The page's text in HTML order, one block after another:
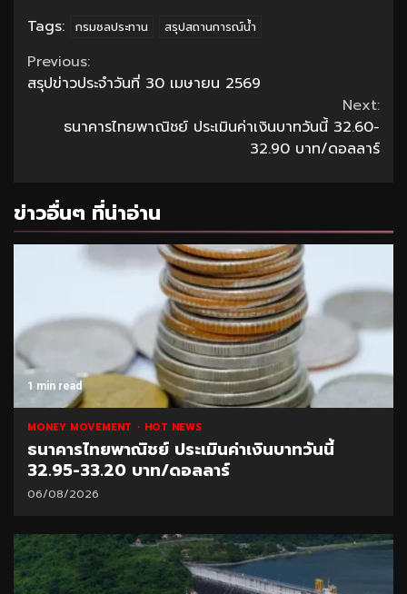
Tags: กรมชลประทาน สรุปสถานการณ์น้ำ
Continue
Reading
Previous:
สรุปข่าวประจำวันที่ 30 เมษายน 2569
Next:
ธนาคารไทยพาณิชย์ ประเมินค่าเงินบาทวันนี้ 32.60-
32.90 บาท/ดอลลาร์
ข่าวอื่นๆ ที่น่าอ่าน
1 min read
MONEY MOVEMENT HOT NEWS
ธนาคารไทยพาณิชย์ ประเมินค่าเงินบาทวันนี้
32.95-33.20 บาท/ดอลลาร์
06/08/2026